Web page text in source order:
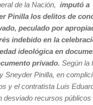
de la Nación, imputó a
Pinilla los delitos de
peculado por
indebido en la
ideológica en
privado. Según la
Sneyder Pinilla, en
y el contratista Luis
desviado recursos públicos